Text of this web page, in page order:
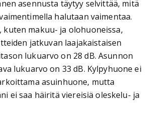
asennusta täytyy selvittää, mitä
halutaan vaimentaa.
kuten makuu- ja olohuoneissa,
jatkuvan laajakaistaisen
lukuarvo on 28 dB. Asunnon
lukuarvo on 33 dB. Kylpyhuone ei
asuinhuone, mutta
ei saa häiritä viereisiä oleskelu- ja